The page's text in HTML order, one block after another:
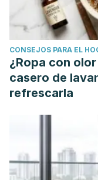
Journal of Herbal
Singh O, Ali M.
seeds of carica
Yang J, Wang
constipation: a
Kugo M, Keter L,
papaya fruit
mass deworming
Complement Altern
CONSEJOS PARA EL
¿Ropa con
casero de
refrescarla